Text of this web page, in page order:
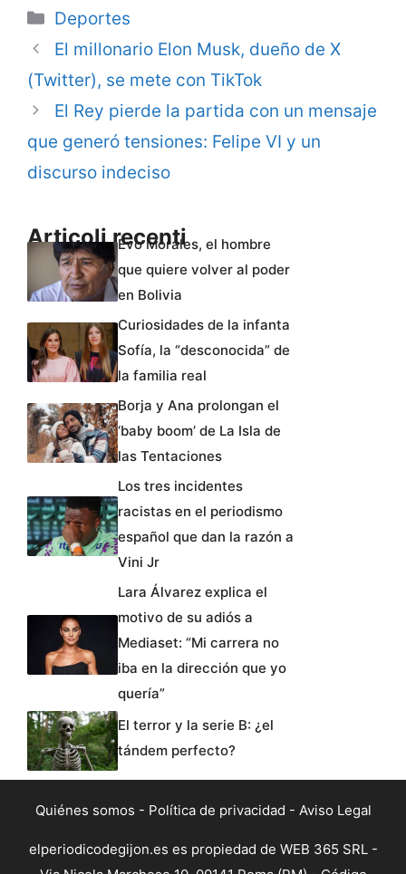
Categorie
Deportes
El millonario Elon Musk, dueño de X
(Twitter), se mete con TikTok
El Rey pierde la partida con un mensaje
que generó tensiones: Felipe VI y un
discurso indeciso
Articoli recentiEvo Morales, el hombre
que quiere volver al poder
en Bolivia
Curiosidades de la infanta
Sofía, la “desconocida” de
la familia real
Borja y Ana prolongan el
‘baby boom’ de La Isla de
las Tentaciones
Los tres incidentes
racistas en el periodismo
español que dan la razón a
Vini Jr
Lara Álvarez explica el
motivo de su adiós a
Mediaset: “Mi carrera no
iba en la dirección que yo
quería”
El terror y la serie B: ¿el
tándem perfecto?
Quiénes somos - Política de privacidad - Aviso Legal
elperiodicodegijon.es es propiedad de WEB 365 SRL -